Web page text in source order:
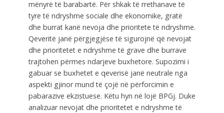
mënyrë të barabartë. Për shkak të rrethanave të
tyre të ndryshme sociale dhe ekonomike, gratë
dhe burrat kanë nevoja dhe prioritete të ndryshme.
Qeveritë janë përgjegjëse të sigurojnë që nevojat
dhe prioritetet e ndryshme të grave dhe burrave
trajtohen përmes ndarjeve buxhetore. Supozimi i
gabuar se buxhetet e qeverisë janë neutrale nga
aspekti gjinor mund të çojë në përforcimin e
pabarazive ekzistuese. Këtu hyn në lojë BPGj. Duke
analizuar nevojat dhe prioritetet e ndryshme të